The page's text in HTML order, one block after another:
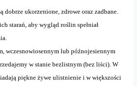
dobrze ukorzenione, zdrowe oraz zadbane.
starań, aby wygląd roślin spełniał
wczesnowiosennym lub późnojesiennym
w stanie bezlistnym (bez liści). W
piękne żywe ulistnienie i w większości